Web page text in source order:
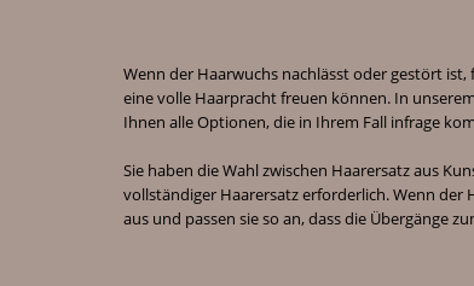
Wenn der Haarwuchs nachlässt oder gestört
eine volle Haarpracht freuen können. In
Ihnen alle Optionen, die in Ihrem Fall infrage
Sie haben die Wahl zwischen Haarersatz aus
vollständiger Haarersatz erforderlich. Wenn der
aus und passen sie so an, dass die Übergänge